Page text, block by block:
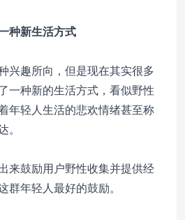
种新生活方式
兴趣所向，但是现在其实很多
一种新的生活方式，看似野性
年轻人生活的悲欢情绪甚至称
。
来鼓励用户野性收集并提供经
群年轻人最好的鼓励。